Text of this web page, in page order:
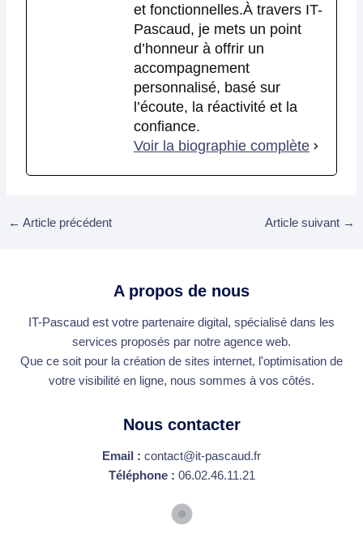
et fonctionnelles.À travers IT-
Pascaud, je mets un point
d’honneur à offrir un
accompagnement
personnalisé, basé sur
l’écoute, la réactivité et la
confiance.
Voir la biographie complète
← Article précédent Article suivant →
A propos de nous
IT-Pascaud est votre partenaire digital, spécialisé dans les
services proposés par notre agence web.
Que ce soit pour la création de sites internet, l'optimisation de
votre visibilité en ligne, nous sommes à vos côtés.
Nous contacter
Email : contact@it-pascaud.fr
Téléphone : 06.02.46.11.21